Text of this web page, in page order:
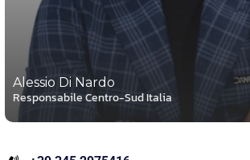
Alessio Di Nardo
Responsabile Centro-Sud Italia